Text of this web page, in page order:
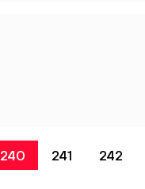
240 241 242